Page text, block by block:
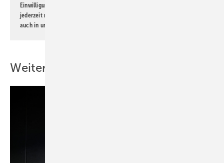
Einwilligung kann ich jederzeit widerrufen und eine Abmeldung ist
jederzeit möglich. Informationen zum Umgang mit Daten finden Sie
auch in unserer
Weitere Inhalte